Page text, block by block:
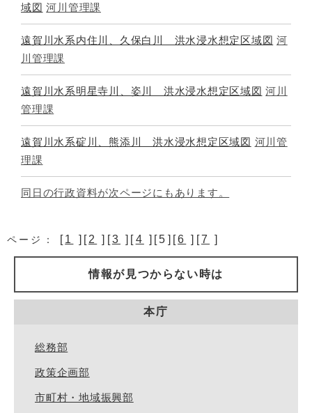
域図 河川管理課
遠賀川水系内住川、久保白川 洪水浸水想定区域図 河
川管理課
遠賀川水系明星寺川、姿川 洪水浸水想定区域図 河川
管理課
遠賀川水系碇川、熊添川 洪水浸水想定区域図 河川管
理課
同日の行政資料が次ページにもあります。
ページ： [1 ][2 ][3 ][4 ][5][6 ][7 ]
情報が見つからない時は
本庁
総務部
政策企画部
市町村・地域振興部